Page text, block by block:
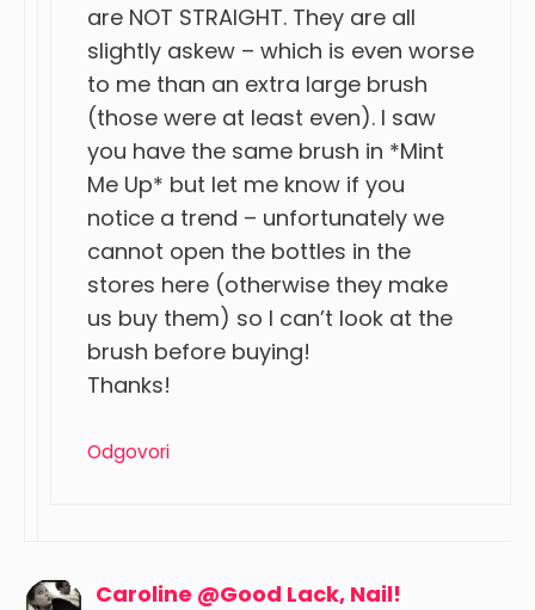
are NOT STRAIGHT. They are all
slightly askew – which is even worse
to me than an extra large brush
(those were at least even). I saw
you have the same brush in *Mint
Me Up* but let me know if you
notice a trend – unfortunately we
cannot open the bottles in the
stores here (otherwise they make
us buy them) so I can’t look at the
brush before buying!
Thanks!
Odgovori
Caroline @Good Lack, Nail!